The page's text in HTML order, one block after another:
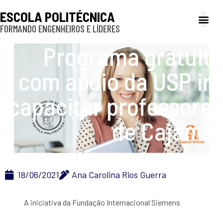
ESCOLA POLITÉCNICA
FORMANDO ENGENHEIROS E LÍDERES
Programa gratuito
com apoio da USP irá
capacitar professores
de Cajamar
18/06/2021 Ana Carolina Rios Guerra
A iniciativa da Fundação Internacional Siemens